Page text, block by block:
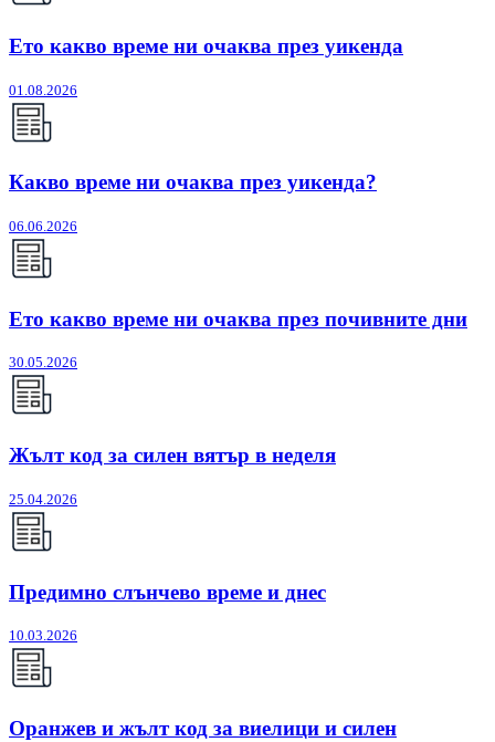
Ето какво време ни очаква през уикенда
01.08.2026
Какво време ни очаква през уикенда?
06.06.2026
Ето какво време ни очаква през почивните дни
30.05.2026
Жълт код за силен вятър в неделя
25.04.2026
Предимно слънчево време и днес
10.03.2026
Оранжев и жълт код за виелици и силен